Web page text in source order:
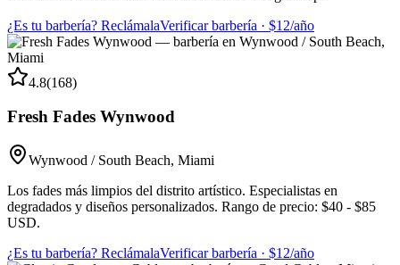
¿Es tu barbería? ReclámalaVerificar barbería · $12/año
4.8(168)
Fresh Fades Wynwood
Wynwood / South Beach, Miami
Los fades más limpios del distrito artístico. Especialistas en
degradados y diseños personalizados. Rango de precio: $40 - $85
USD.
¿Es tu barbería? ReclámalaVerificar barbería · $12/año